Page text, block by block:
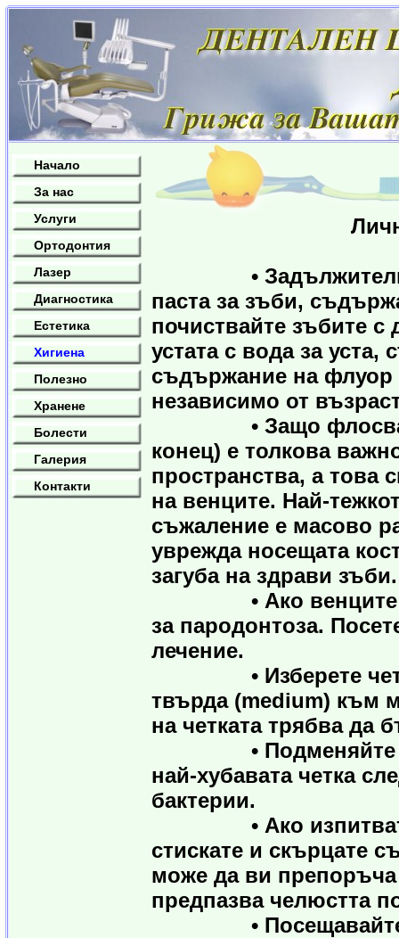
Начало
За нас
Услуги
Ортодонтия
Лазер
Диагностика
Естетика
Хигиена
Полезно
Хранене
Болести
Галерия
Контакти
Лична
• Задължително
паста за зъби,
почиствайте зъбите с
устата с вода за
съдържание на флуор
независимо от
• Защо
конец) е толкова
пространства, а това
на венците. Най-
съжаление е масово
уврежда носещата
загуба на здрави зъби.
• Ако венците
за пародонтоза.
лечение.
• Изберете четка
твърда (medium) към
на четката трябва да
• Подменяйте
най-хубавата четка
бактерии.
• Ако изпитвате
стискате и скърцате
може да ви
предпазва челюстта
• Посещавайте